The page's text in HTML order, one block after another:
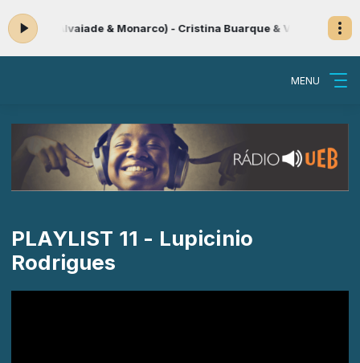
& Monarco) - Cristina Buarque & Velha Guarda da
MENU
PLAYLIST 11 - Lupicinio
Rodrigues